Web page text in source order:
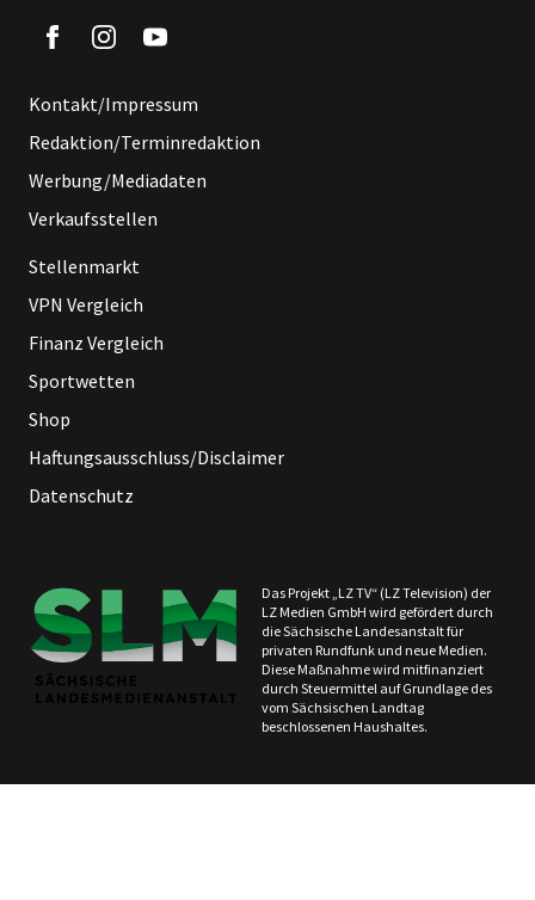
Kontakt/Impressum
Redaktion/Terminredaktion
Werbung/Mediadaten
Verkaufsstellen
Stellenmarkt
VPN Vergleich
Finanz Vergleich
Sportwetten
Shop
Haftungsausschluss/Disclaimer
Datenschutz
Das Projekt „LZ TV“ (LZ Television) der
LZ Medien GmbH wird gefördert durch
die Sächsische Landesanstalt für
privaten Rundfunk und neue Medien.
Diese Maßnahme wird mitfinanziert
durch Steuermittel auf Grundlage des
vom Sächsischen Landtag
beschlossenen Haushaltes.